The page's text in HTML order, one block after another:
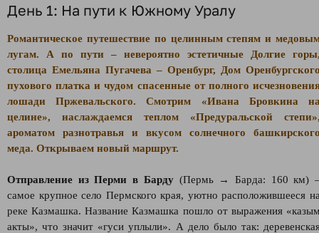
День 1: На пути к Южному Уралу
Романтическое путешествие по целинным степям и
лугам. А по пути – невероятно эстетичные Долгие
столица Емельяна Пугачева – Оренбург, Дом
пухового платка и чудом спасенные от полного
лошади Пржевальского. Смотрим «Ивана Бровкина
целине», наслаждаемся теплом «Предуральской
ароматом разнотравья и вкусом солнечного
меда. Открываем новый маршрут.
Отправление из Перми в Барду(Пермь → Барда: 160 км)
самое крупное село Пермского края, уютно расположившееся
реке Казмашка. Название Казмашка пошло от выражения
акты», что значит «гуси уплыли». А дело было так: